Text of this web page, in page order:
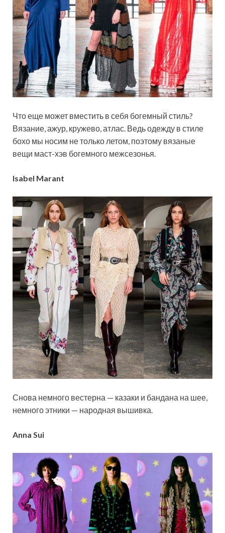
Что еще может вместить в себя богемный стиль?
Вязание, ажур, кружево, атлас. Ведь одежду в стиле
бохо мы носим не только летом, поэтому вязаные
вещи маст-хэв богемного межсезонья.
Isabel Marant
Снова немного вестерна — казаки и бандана на шее,
немного этники — народная вышивка.
Anna Sui